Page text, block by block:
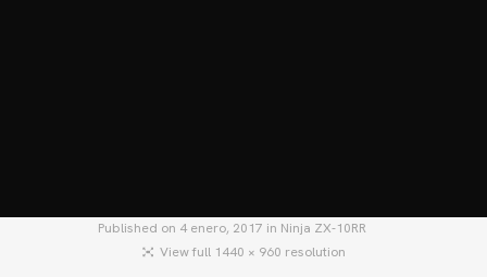
Published on 4 enero, 2017 in Ninja ZX-10RR
View full 1440 × 960 resolution